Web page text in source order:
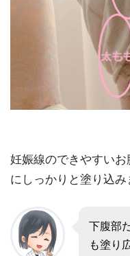
妊娠線のできやすい
にしっかりと塗り込み
下腹部
も塗り